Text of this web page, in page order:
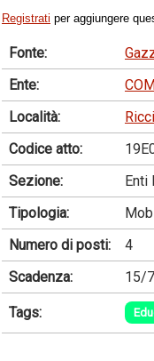
Registrati per aggiungere
Fonte:
Ente:
Località:
Codice atto:
Sezione:
Enti
Tipologia:
Numero di posti:
4
Scadenza:
15/
Tags: